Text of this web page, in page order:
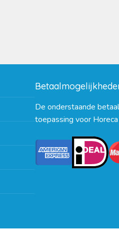
De onderstaande
toepassing voor